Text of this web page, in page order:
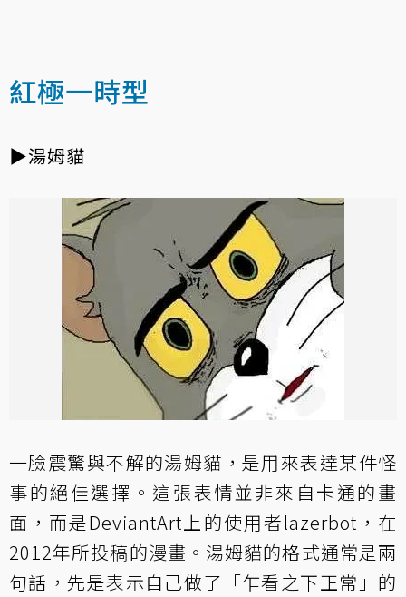
紅極一時型
▶湯姆貓
一臉震驚與不解的湯姆貓，是用來表達某件怪
事的絕佳選擇。這張表情並非來自卡通的畫
面，而是DeviantArt上的使用者lazerbot，在
2012年所投稿的漫畫。湯姆貓的格式通常是兩
句話，先是表示自己做了「乍看之下正常」的